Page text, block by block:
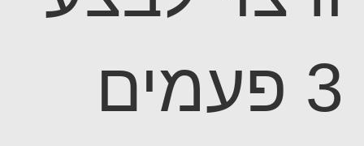
3 פעמים